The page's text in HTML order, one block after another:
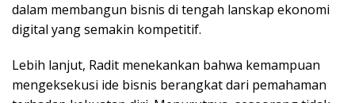
dalam membangun bisnis di tengah lanskap ekonomi
digital yang semakin kompetitif.
Lebih lanjut, Radit menekankan bahwa kemampuan
mengeksekusi ide bisnis berangkat dari pemahaman